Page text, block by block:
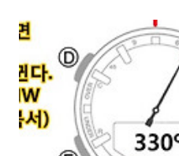
프로트렉(PROTREK) 등 여러 제품에
정보를 포함하게 됩니다. ​ 차후에 각
외......) 에 대한 포스팅을 따로 다룰 겁
루었어야 했는데, 순서상 GG-B100 의
로 했습니다. ​ ​ 자! 기압..